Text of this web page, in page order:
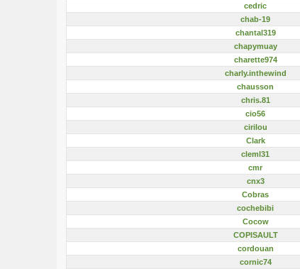
cedric
chab-19
chantal319
chapymuay
charette974
charly.inthewind
chausson
chris.81
cio56
cirilou
Clark
cleml31
cmr
cnx3
Cobras
cochebibi
Cocow
COPISAULT
cordouan
cornic74